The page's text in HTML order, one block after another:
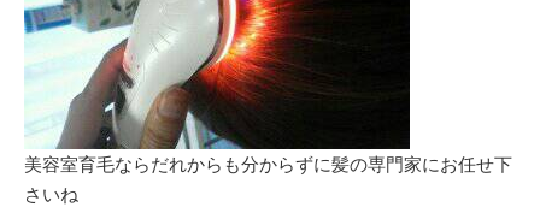
美容室育毛ならだれからも分からずに髪の専門家にお任せ下
さいね